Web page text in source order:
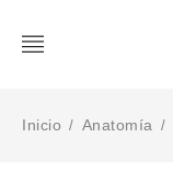
Inicio / Anatomía /